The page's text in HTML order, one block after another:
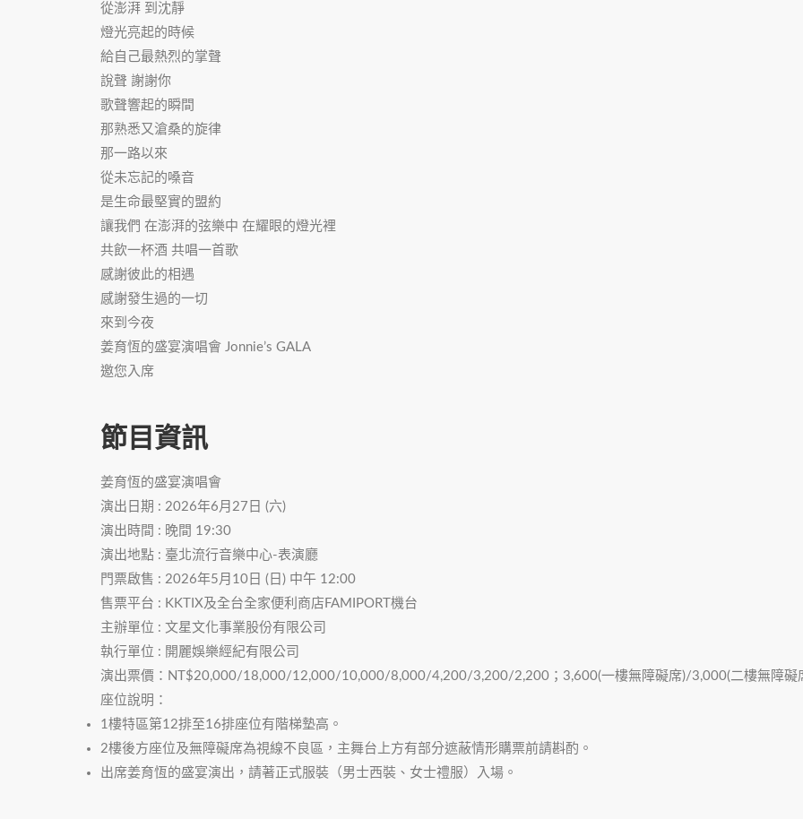
從澎湃 到沈靜
燈光亮起的時候
給自己最熱烈的掌聲
說聲 謝謝你
歌聲響起的瞬間
那熟悉又滄桑的旋律
那一路以來
從未忘記的嗓音
是生命最堅實的盟約
讓我們 在澎湃的弦樂中 在耀眼的燈光裡
共飲一杯酒 共唱一首歌
感謝彼此的相遇
感謝發生過的一切
來到今夜
姜育恆的盛宴演唱會 Jonnie’s GALA
邀您入席
節目資訊
姜育恆的盛宴演唱會
演出日期 : 2026年6月27日 (六)
演出時間 : 晚間 19:30
演出地點 : 臺北流行音樂中心-表演廳
門票啟售 : 2026年5月10日 (日) 中午 12:00
售票平台 : KKTIX及全台全家便利商店FAMIPORT機台
主辦單位 : 文星文化事業股份有限公司
執行單位 : 開麗娛樂經紀有限公司
演出票價：NT$20,000/18,000/12,000/10,000/8,000/4,200/3,200/2,200；3,600(一樓無障礙席)/3,000(二樓無障礙
座位說明：
1樓特區第12排至16排座位有階梯墊高。
2樓後方座位及無障礙席為視線不良區，主舞台上方有部分遮蔽情形購票前請斟酌。
出席姜育恆的盛宴演出，請著正式服裝（男士西裝、女士禮服）入場。